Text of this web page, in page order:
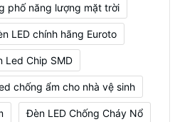
phố năng lượng mặt trời
LED chính hãng Euroto
Led Chip SMD
chống ẩm cho nhà vệ sinh
Đèn LED Chống Cháy Nổ